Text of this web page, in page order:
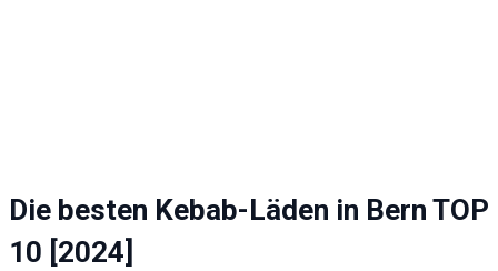
Die besten Kebab-Läden in Bern TOP
10 [2024]
der Website auf
Basis der
Nutzung